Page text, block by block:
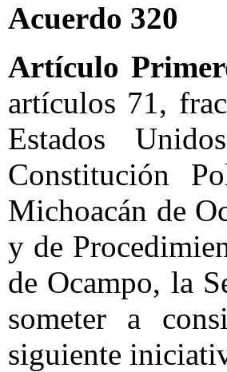
Acuerdo 320
Artículo
artículos 71,
Estados
Constitución
Michoacán de
y de
de Ocampo, la
someter a
siguiente